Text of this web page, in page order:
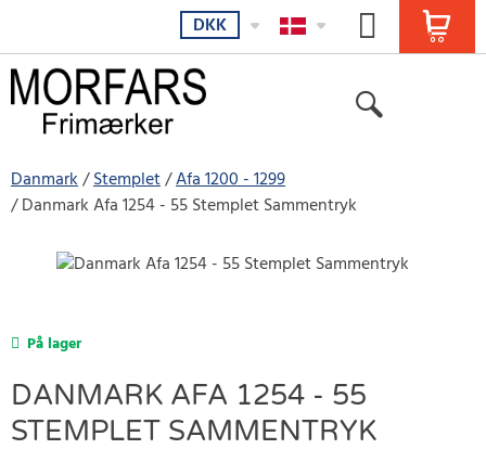
DKK
Danmark Stemplet Afa 1200 - 1299
Danmark Afa 1254 - 55 Stemplet Sammentryk
På lager
DANMARK AFA 1254 - 55
STEMPLET SAMMENTRYK